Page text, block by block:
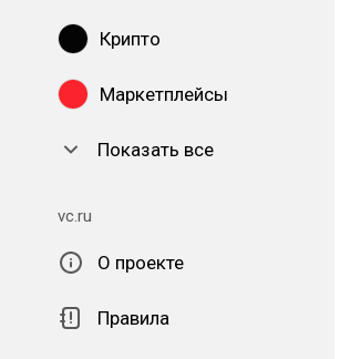
Крипто
Маркетплейсы
Показать все
vc.ru
О проекте
Правила